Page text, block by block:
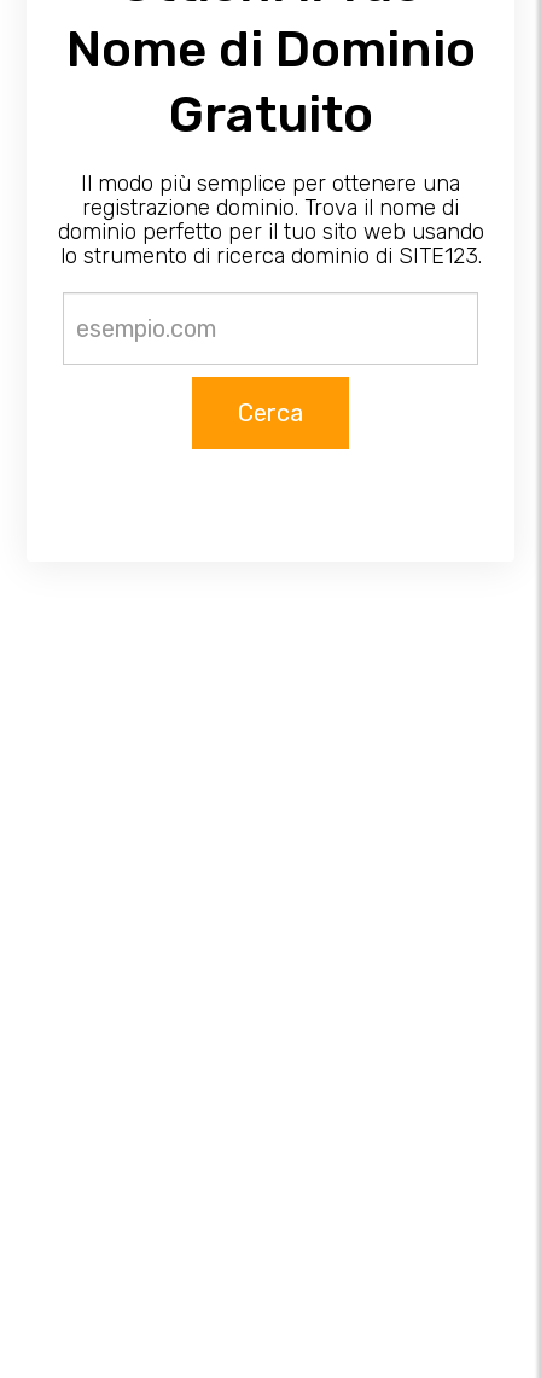
Nome di Dominio
Gratuito
Il modo più semplice per ottenere una
registrazione dominio. Trova il nome di
dominio perfetto per il tuo sito web usando
lo strumento di ricerca dominio di SITE123.
Cerca